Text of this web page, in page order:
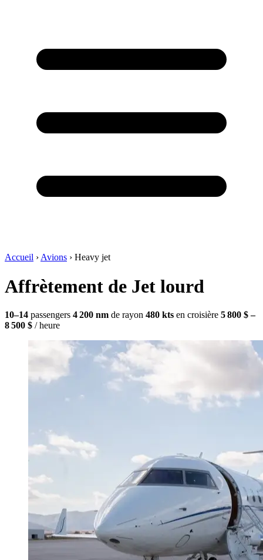
Accueil › Avions › Heavy jet
Affrètement de Jet lourd
10–14 passengers 4 200 nm de rayon 480 kts en croisière 5 800 $ –
8 500 $ / heure